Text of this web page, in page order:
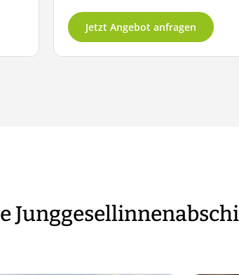
Jetzt Angebot anfragen